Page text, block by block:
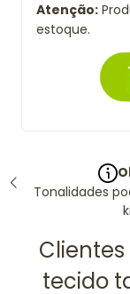
Atenção:
estoque.
Tonalidades